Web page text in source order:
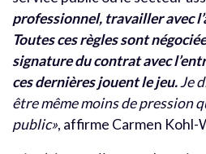
professionnel, travailler avec
Toutes ces règles sont
signature du contrat avec
ces dernières jouent le jeu.Je
être même moins de pression
public», affirme Carmen Kohl-